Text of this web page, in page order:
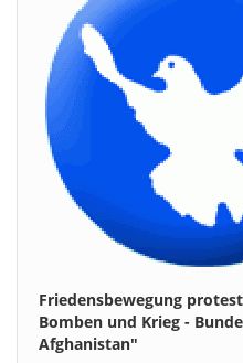
Friedensbewegung
Bomben und Krieg -
Afghanistan"